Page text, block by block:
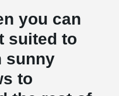
you can
suited to
sunny
to